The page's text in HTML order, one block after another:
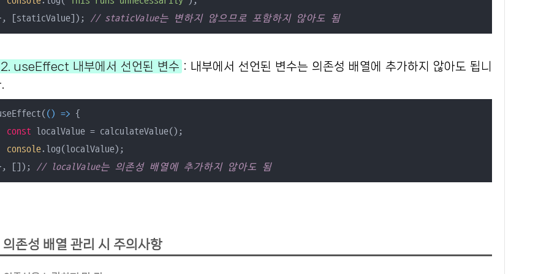
[staticValue]); // staticValue는 변하지 않으므로 포함하지 않아도 됨
2. useEffect 내부에서 선언된 변수 : 내부에서 선언된 변수는 의존성 배열에 추가하지 않아도 됩니
() => {
const localValue = calculateValue();
console.log(localValue);
[]); // localValue는 의존성 배열에 추가하지 않아도 됨
의존성 배열 관리 시 주의사항